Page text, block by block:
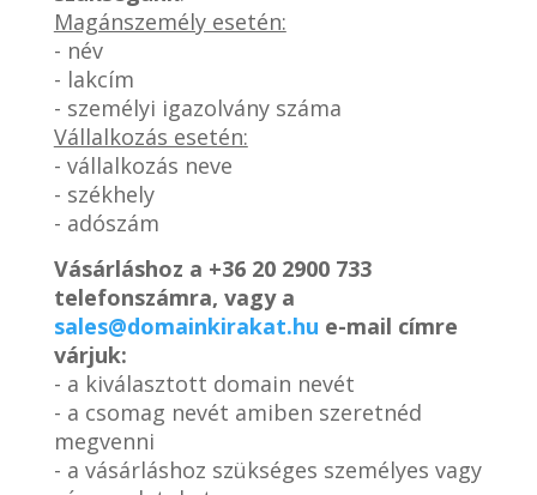
Magánszemély esetén:
- név
- lakcím
- személyi igazolvány száma
Vállalkozás esetén:
- vállalkozás neve
- székhely
- adószám
Vásárláshoz a +36 20 2900 733
telefonszámra, vagy a
sales@domainkirakat.hu e-mail címre
várjuk:
- a kiválasztott domain nevét
- a csomag nevét amiben szeretnéd
megvenni
- a vásárláshoz szükséges személyes vagy